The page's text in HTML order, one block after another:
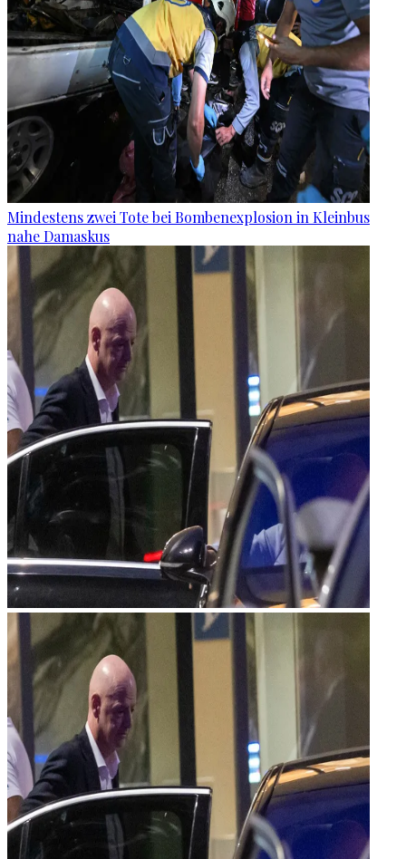
Mindestens zwei Tote bei Bombenexplosion in Kleinbus
nahe Damaskus